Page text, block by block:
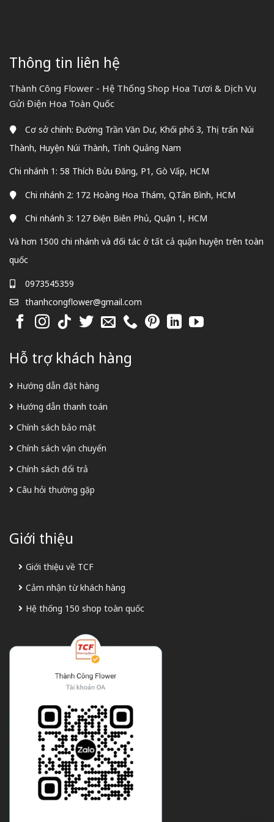
Thông tin liên hệ
Thành Công Flower - Hệ Thống Shop Hoa Tươi & Dịch Vụ
Gửi Điện Hoa Toàn Quốc
Cơ sở chính: Đường Trần Văn Dư, Khối phố 3, Thị trấn Núi
Thành, Huyện Núi Thành, Tỉnh Quảng Nam
Chi nhánh 1: 58 Thích Bửu Đăng, P1, Gò Vấp, HCM
Chi nhánh 2: 172 Hoàng Hoa Thám, Q.Tân Bình, HCM
Chi nhánh 3: 127 Điện Biên Phủ, Quận 1, HCM
Và hơn 1500 chi nhánh và đối tác ở tất cả quận huyện trên toàn
quốc
0973545359
thanhcongflower@gmail.com
Hỗ trợ khách hàng
Hướng dẫn đặt hàng
Hướng dẫn thanh toán
Chính sách bảo mật
Chính sách vận chuyển
Chính sách đổi trả
Câu hỏi thường gặp
Giới thiệu
Giới thiệu về TCF
Cảm nhận từ khách hàng
Hệ thống 150 shop toàn quốc